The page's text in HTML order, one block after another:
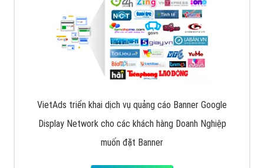
VietAds cùng bạn tìm hiểu về các hình thức
quảng cáo facebook hiện nay.
XEM CHI TIẾT